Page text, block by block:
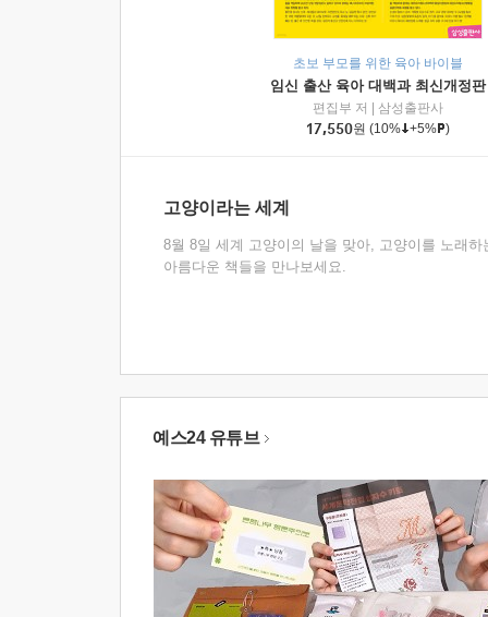
초보 부모를 위한 육아 바이블
임신 출산 육아 대백과 최신개정판
편집부 저
삼성출판사
17,550원 (10% +5% )
고양이라는 세계
8월 8일 세계 고양이의 날을 맞아, 고양이를 노래하
아름다운 책들을 만나보세요.
예스24 유튜브